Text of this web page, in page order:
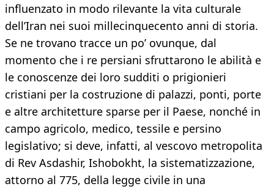
influenzato in modo rilevante la vita culturale
dell’Iran nei suoi millecinquecento anni di storia.
Se ne trovano tracce un po’ ovunque, dal
momento che i re persiani sfruttarono le abilità e
le conoscenze dei loro sudditi o prigionieri
cristiani per la costruzione di palazzi, ponti, porte
e altre architetture sparse per il Paese, nonché in
campo agricolo, medico, tessile e persino
legislativo; si deve, infatti, al vescovo metropolita
di Rev Asdashir, Ishobokht, la sistematizzazione,
attorno al 775, della legge civile in una